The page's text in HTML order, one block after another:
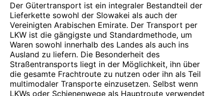
Der Gütertransport ist ein integraler Bestandteil der
Lieferkette sowohl der Slowakei als auch der
Vereinigten Arabischen Emirate. Der Transport per
LKW ist die gängigste und Standardmethode, um
Waren sowohl innerhalb des Landes als auch ins
Ausland zu liefern. Die Besonderheit des
Straßentransports liegt in der Möglichkeit, ihn über
die gesamte Frachtroute zu nutzen oder ihn als Teil
multimodaler Transporte einzusetzen. Selbst wenn
LKWs oder Schienenwege als Hauptroute verwendet